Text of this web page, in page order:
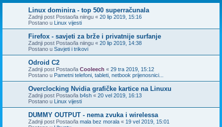
Linux dominira - top 500 superračunala
Zadnji post Postao/la niingu « 20 lip 2019, 15:16
Postano u Linux vijesti
Firefox - savjeti za brže i privatnije surfanje
Zadnji post Postao/la niingu « 20 lip 2019, 14:38
Postano u Savjeti i trikovi
Odroid C2
Zadnji post Postao/la Cooleech « 29 tra 2019, 15:12
Postano u Pametni telefoni, tableti, netbook prijenosnici...
Overclocking Nvidia grafičke kartice na Linuxu
Zadnji post Postao/la b4sh « 20 vel 2019, 16:13
Postano u Linux vijesti
DUMMY OUTPUT - nema zvuka i wirelessa
Zadnji post Postao/la mala bez morala « 19 vel 2019, 15:01